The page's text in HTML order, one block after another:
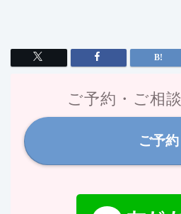
ご予約・ご相
ご予約